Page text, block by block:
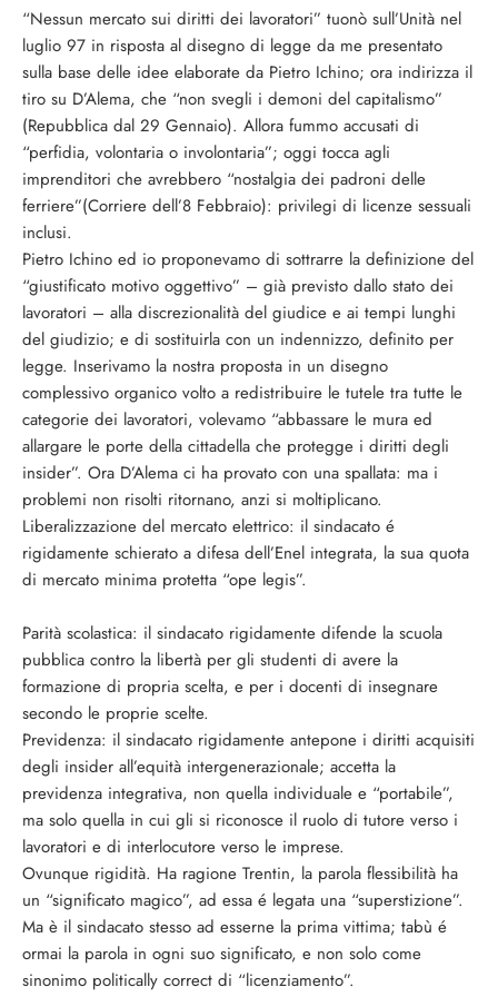
“Nessun mercato sui diritti dei lavoratori” tuonò sull’Unità nel
luglio 97 in risposta al disegno di legge da me presentato
sulla base delle idee elaborate da Pietro Ichino; ora indirizza il
tiro su D’Alema, che “non svegli i demoni del capitalismo”
(Repubblica dal 29 Gennaio). Allora fummo accusati di
“perfidia, volontaria o involontaria”; oggi tocca agli
imprenditori che avrebbero “nostalgia dei padroni delle
ferriere”(Corriere dell’8 Febbraio): privilegi di licenze sessuali
inclusi.
Pietro Ichino ed io proponevamo di sottrarre la definizione del
“giustificato motivo oggettivo” – già previsto dallo stato dei
lavoratori – alla discrezionalità del giudice e ai tempi lunghi
del giudizio; e di sostituirla con un indennizzo, definito per
legge. Inserivamo la nostra proposta in un disegno
complessivo organico volto a redistribuire le tutele tra tutte le
categorie dei lavoratori, volevamo “abbassare le mura ed
allargare le porte della cittadella che protegge i diritti degli
insider”. Ora D’Alema ci ha provato con una spallata: ma i
problemi non risolti ritornano, anzi si moltiplicano.
Liberalizzazione del mercato elettrico: il sindacato é
rigidamente schierato a difesa dell’Enel integrata, la sua quota
di mercato minima protetta “ope legis”.
Parità scolastica: il sindacato rigidamente difende la scuola
pubblica contro la libertà per gli studenti di avere la
formazione di propria scelta, e per i docenti di insegnare
secondo le proprie scelte.
Previdenza: il sindacato rigidamente antepone i diritti acquisiti
degli insider all’equità intergenerazionale; accetta la
previdenza integrativa, non quella individuale e “portabile”,
ma solo quella in cui gli si riconosce il ruolo di tutore verso i
lavoratori e di interlocutore verso le imprese.
Ovunque rigidità. Ha ragione Trentin, la parola flessibilità ha
un “significato magico”, ad essa é legata una “superstizione”.
Ma è il sindacato stesso ad esserne la prima vittima; tabù é
ormai la parola in ogni suo significato, e non solo come
sinonimo politically correct di “licenziamento”.